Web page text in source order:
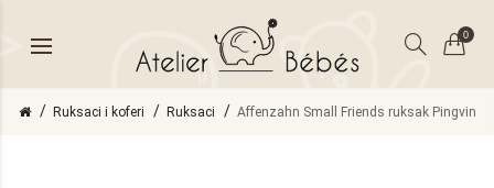
0
Ruksaci i koferi Ruksaci Affenzahn Small Friends ruksak Pingvin